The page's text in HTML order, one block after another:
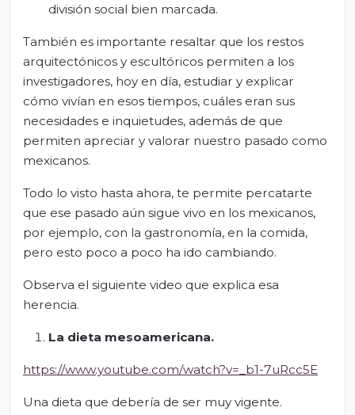
división social bien marcada.
También es importante resaltar que los restos
arquitectónicos y escultóricos permiten a los
investigadores, hoy en día, estudiar y explicar
cómo vivían en esos tiempos, cuáles eran sus
necesidades e inquietudes, además de que
permiten apreciar y valorar nuestro pasado como
mexicanos.
Todo lo visto hasta ahora, te permite percatarte
que ese pasado aún sigue vivo en los mexicanos,
por ejemplo, con la gastronomía, en la comida,
pero esto poco a poco ha ido cambiando.
Observa el siguiente video que explica esa
herencia.
La dieta mesoamericana.
https://www.youtube.com/watch?v=_b1-7uRcc5E
Una dieta que debería de ser muy vigente.